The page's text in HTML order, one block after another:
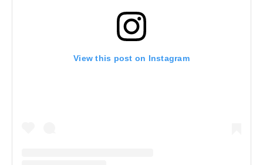
View this post on Instagram